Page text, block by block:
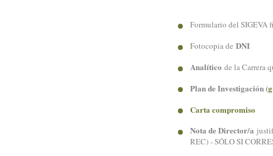
Formulario del SIGEVA
Fotocopia de DNI
Analítico de la Carrera
Plan de Investigación (
Carta compromiso
Nota de Director/a
REC) - SÓLO SI